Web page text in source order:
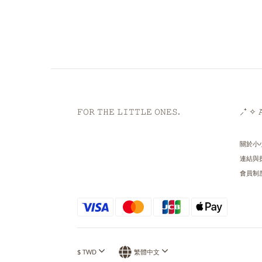
𝙵𝙾𝚁 𝚃𝙷𝙴 𝙻𝙸𝚃𝚃𝙻𝙴 𝙾𝙽𝙴𝚂. ⸝⁺ ✧
關於小
連結與
會員制
$ TWD 繁體中文